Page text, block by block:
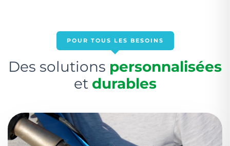
POUR TOUS LES BESOINS
Des solutions personnalisées
et durables